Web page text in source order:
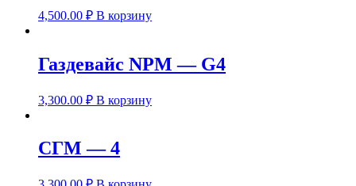
4,500.00 ₽ В корзину
Газдевайс NPM — G4
3,300.00 ₽ В корзину
СГМ — 4